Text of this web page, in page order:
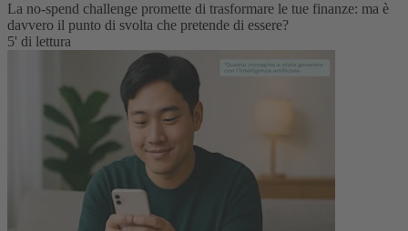
La no-spend challenge promette di trasformare le tue finanze: ma è
davvero il punto di svolta che pretende di essere?
5' di lettura